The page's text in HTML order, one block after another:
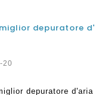
20
depuratore